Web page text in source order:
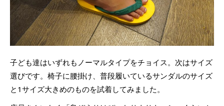
子ども達はいずれもノーマルタイプをチョイス。次はサイズ
選びです。椅子に腰掛け、普段履いているサンダルのサイズ
と1サイズ大きめのものを試着してみました。